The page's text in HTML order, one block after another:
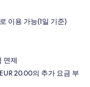
이용 가능(1일 기준)
면제
20.00의 추가 요금 부